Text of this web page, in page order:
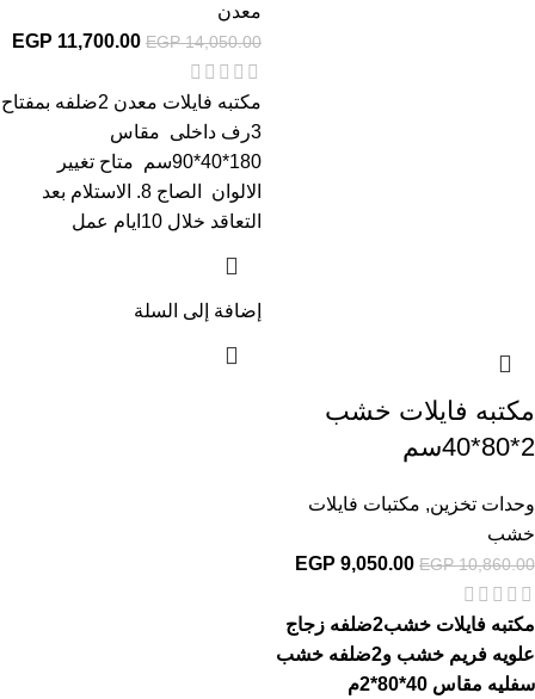
مكتبه فايلات خشب
2*80*40سم
وحدات تخزين, مكتبات فايلات
خشب
EGP10,860.00
EGP 9,050.00
مكتبه فايلات خشب2ضلفه زجاج
علويه فريم خشب و2ضلفه خشب
سفليه مقاس 40*80*2م
معدن
EGP14,050.00
EGP 11,700.00
مكتبه فايلات معدن 2ضلفه بمفتاح
3رف داخلى مقاس
180*40*90سم متاح تغيير
الالوان الصاج 8. الاستلام بعد
التعاقد خلال 10ايام عمل
إضافة إلى السلة